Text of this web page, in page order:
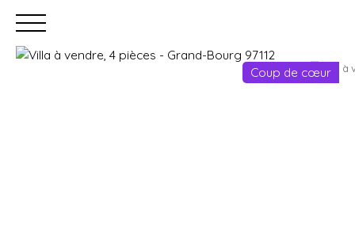
Faire gérer
Coup de cœur